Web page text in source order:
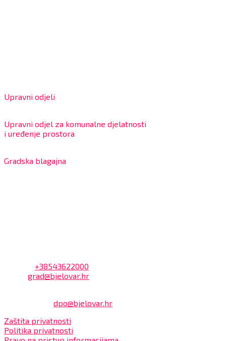
Upravni odjeli
Upravni odjel za komunalne djelatnosti
i uređenje prostora
Gradska blagajna
+38543622000
grad@bjelovar.hr
dpo@bjelovar.hr
Zaštita privatnosti
Politika privatnosti